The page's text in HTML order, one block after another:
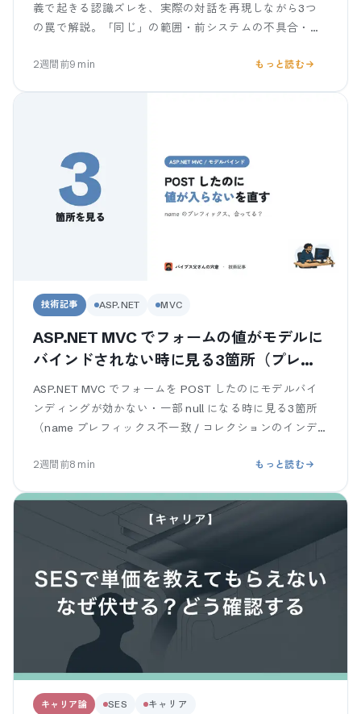
義で起きる認識ズレを、実際の対話を再現しながら3つ
の罠で解説。「同じ」の範囲・前システムの不具合・誰
テンプレ付きで。
2週間前9 min もっと読む
技術記事 ASP.NET MVC
ASP.NET MVC でフォームの値がモデルに
バインドされない時に見る3箇所（プレフ
ィックス / コレクション / Bind）
ASP.NET MVC でフォームを POST したのにモデルバイ
ンディングが効かない・一部 null になる時に見る3箇所
（name プレフィックス不一致 / コレクションのインデ
2週間前8 min もっと読む
キャリア論 SES キャリア